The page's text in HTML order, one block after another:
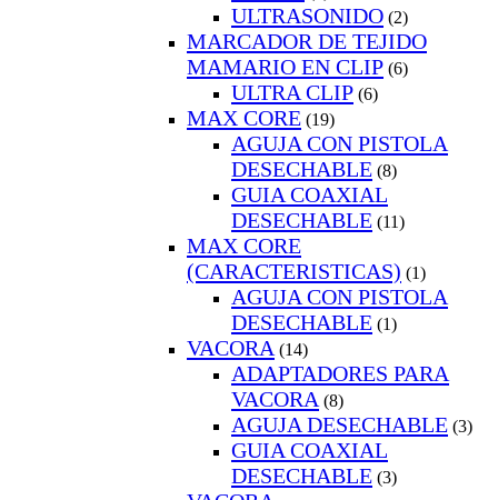
ULTRASONIDO (2)
MARCADOR DE TEJIDO
MAMARIO EN CLIP (6)
ULTRA CLIP (6)
MAX CORE (19)
AGUJA CON PISTOLA
DESECHABLE (8)
GUIA COAXIAL
DESECHABLE (11)
MAX CORE
(CARACTERISTICAS) (1)
AGUJA CON PISTOLA
DESECHABLE (1)
VACORA (14)
ADAPTADORES PARA
VACORA (8)
AGUJA DESECHABLE (3)
GUIA COAXIAL
DESECHABLE (3)